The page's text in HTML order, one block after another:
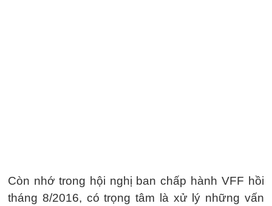
Còn nhớ trong hội nghị ban chấp hành VFF hồi
tháng 8/2016, có trọng tâm là xử lý những vấn